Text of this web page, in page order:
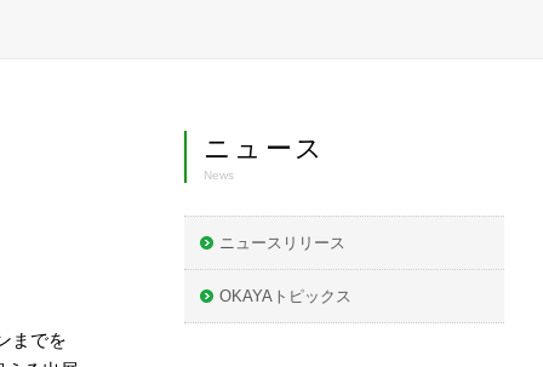
までを
ニュース
News
ニュースリリース
OKAYAトピックス